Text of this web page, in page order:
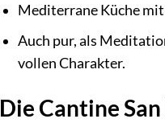
Mediterrane Küche
Auch pur, als
vollen Charakter.
Die Cantine